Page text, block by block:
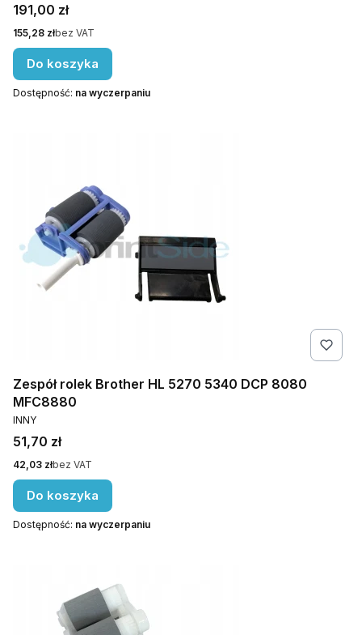
Cena
191,00 zł
Cena
155,28 złbez VAT
Do koszyka
Dostępność: na wyczerpaniu
Zespół rolek Brother HL 5270 5340 DCP 8080
MFC8880
PRODUCENT
INNY
Cena
51,70 zł
Cena
42,03 złbez VAT
Do koszyka
Dostępność: na wyczerpaniu